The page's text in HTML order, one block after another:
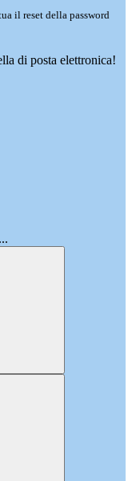
il reset della password
di posta elettronica!